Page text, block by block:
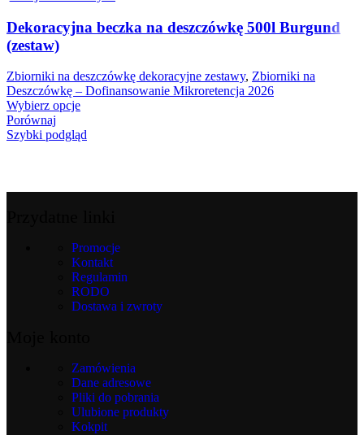
Dekoracyjna beczka na deszczówkę 500l Burgund
(zestaw)
Zbiorniki na deszczówkę dekoracyjne zestawy, Zbiorniki na
Deszczówkę – Dofinansowanie Mikroretencja 2026
Wybierz opcje
Porównaj
Szybki podgląd
Promocje
Kontakt
Regulamin
RODO
Dostawa i zwroty
Zamówienia
Dane adresowe
Pliki do pobrania
Ulubione produkty
Kokpit